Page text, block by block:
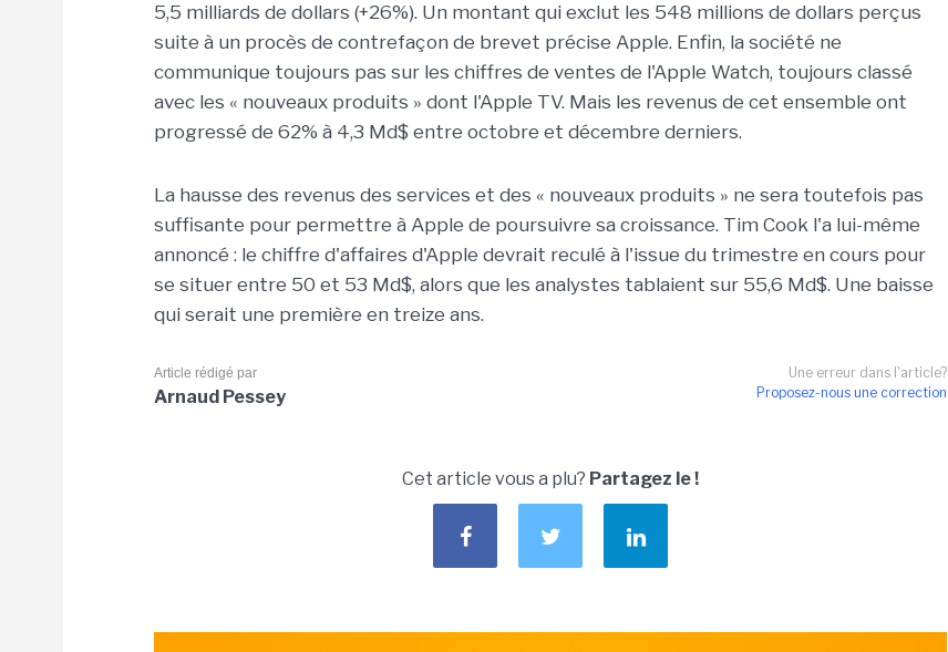
5,5 milliards de dollars (+26%). Un montant qui exclut les 548 millions de dollars perçus
suite à un procès de contrefaçon de brevet précise Apple. Enfin, la société ne
communique toujours pas sur les chiffres de ventes de l'Apple Watch, toujours classé
avec les « nouveaux produits » dont l'Apple TV. Mais les revenus de cet ensemble ont
progressé de 62% à 4,3 Md$ entre octobre et décembre derniers.
La hausse des revenus des services et des « nouveaux produits » ne sera toutefois pas
suffisante pour permettre à Apple de poursuivre sa croissance. Tim Cook l'a lui-même
annoncé : le chiffre d'affaires d'Apple devrait reculé à l'issue du trimestre en cours pour
se situer entre 50 et 53 Md$, alors que les analystes tablaient sur 55,6 Md$. Une baisse
qui serait une première en treize ans.
Une erreur dans l'article?
Proposez-nous une correction
Article rédigé par
Arnaud Pessey
Cet article vous a plu? Partagez le !